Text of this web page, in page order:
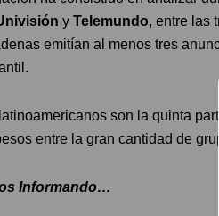
y Telemundo, entre las
emitían al menos tres
son la quinta
entre la gran cantidad de
Informando…